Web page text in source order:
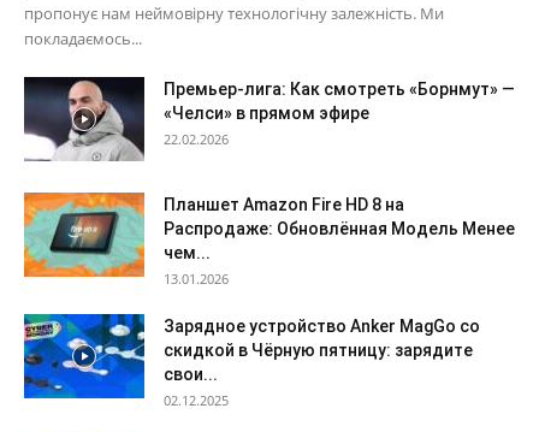
пропонує нам неймовірну технологічну залежність. Ми
покладаємось...
Премьер-лига: Как смотреть «Борнмут» —
«Челси» в прямом эфире
22.02.2026
Планшет Amazon Fire HD 8 на
Распродаже: Обновлённая Модель Менее
чем...
13.01.2026
Зарядное устройство Anker MagGo со
скидкой в Чёрную пятницу: зарядите
свои...
02.12.2025